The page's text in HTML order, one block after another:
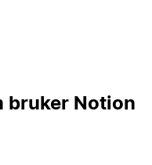
bruker Notion